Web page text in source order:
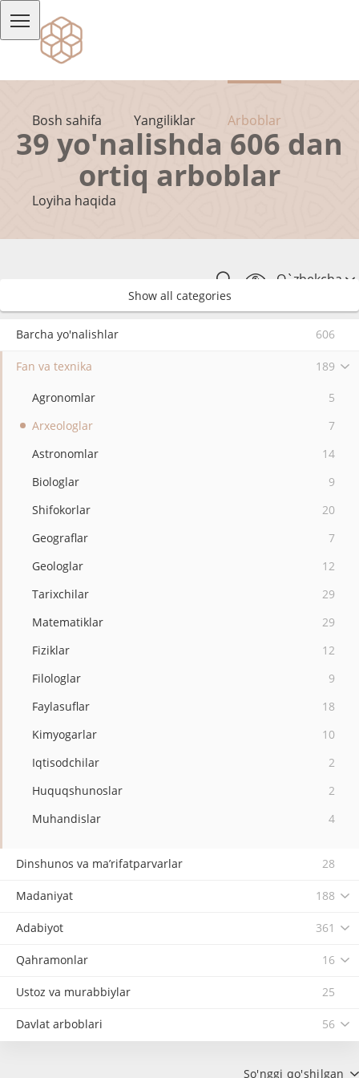
Bosh sahifa Yangiliklar Arboblar
Loyiha haqida
O`zbekcha
39 yo'nalishda 606 dan
ortiq arboblar
Show all categories
Barcha yo'nalishlar 606
Fan va texnika 189
Agronomlar
5
Arxeologlar
7
Astronomlar
14
Biologlar
9
Shifokorlar
20
Geograflar
7
Geologlar
12
Tarixchilar
29
Matematiklar
29
Fiziklar
12
Filologlar
9
Faylasuflar
18
Kimyogarlar
10
Iqtisodchilar
2
Huquqshunoslar
2
Muhandislar
4
Dinshunos va ma’rifatparvarlar 28
Madaniyat 188
Adabiyot 361
Qahramonlar 16
Ustoz va murabbiylar 25
Davlat arboblari 56
So'nggi qo'shilgan